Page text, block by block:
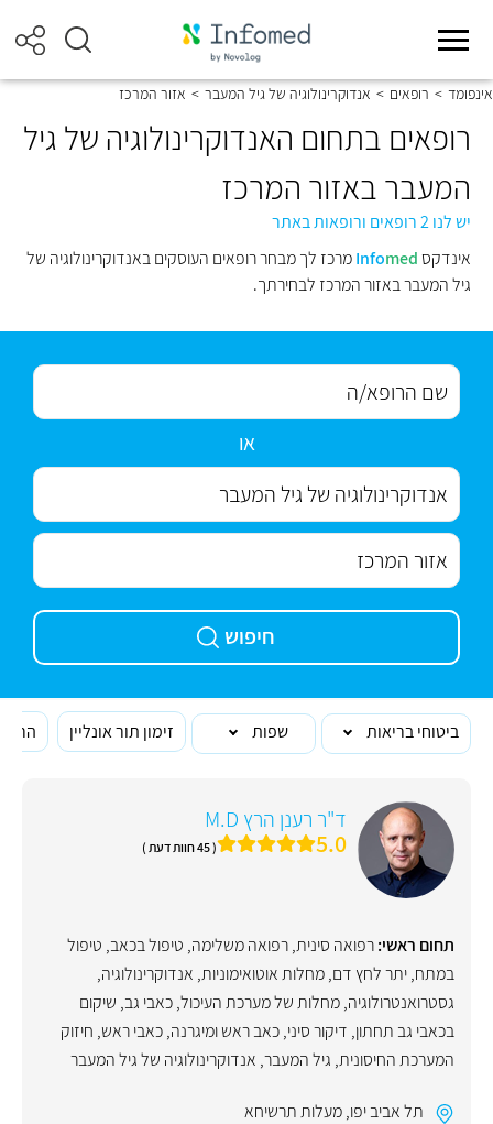
אינפומד > רופאים > אנדוקרינולוגיה של גיל המעבר > אזור המרכז
רופאים בתחום האנדוקרינולוגיה של גיל
המעבר באזור המרכז
יש לנו 2 רופאים ורופאות באתר
אינדקס
Infomed
מרכז לך מבחר רופאים העוסקים באנדוקרינולוגיה של
גיל המעבר באזור המרכז לבחירתך.
או
חיפוש
ביטוחי בריאות שפות זימון תור אונליין
ד"ר רענן הרץ M.D
5.0 ( 45 חוות דעת )
תחום ראשי:רפואה סינית,רפואה משלימה, טיפול בכאב, טיפול
במתח,יתר לחץ דם,מחלות אוטואימוניות, אנדוקרינולוגיה,
גסטרואנטרולוגיה,מחלות של מערכת העיכול,כאבי גב, שיקום
בכאבי גב תחתון, דיקור סיני,כאב ראש ומיגרנה,כאבי ראש, חיזוק
המערכת החיסונית, גיל המעבר, אנדוקרינולוגיה של גיל המעבר
תל אביב יפו,מעלות תרשיחא